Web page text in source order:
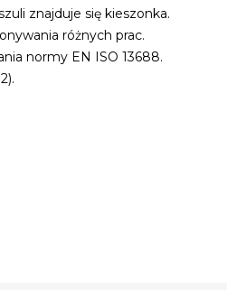
znajduje się kieszonka.
różnych prac.
normy EN ISO 13688.